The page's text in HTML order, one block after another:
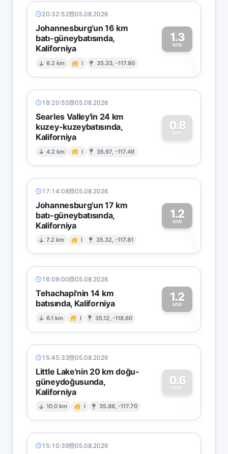
20:32:52 05.08.2026
Johannesburg'un 16 km
batı-güneybatısında,
Kaliforniya
6.2 km I 35.33, -117.80
1.3
MW
1
18:20:55 05.08.2026
Searles Valley'in 24 km
kuzey-kuzeybatısında,
Kaliforniya
4.2 km I 35.97, -117.49
0.8
MW
0
17:14:08 05.08.2026
Johannesburg'un 17 km
batı-güneybatısında,
Kaliforniya
7.2 km I 35.32, -117.81
1.2
MW
1
16:09:00 05.08.2026
Tehachapi'nin 14 km
batısında, Kaliforniya
6.1 km I 35.12, -118.60
1.2
MW1
15:45:33 05.08.2026
Little Lake'nin 20 km doğu-
güneydoğusunda,
Kaliforniya
10.0 km I 35.86, -117.70
0.6
MW
0
15:10:39 05.08.2026